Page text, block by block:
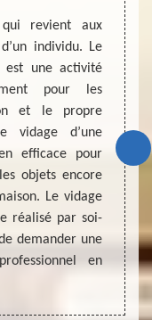
revient aux
individu. Le
est une activité
pour les
et le propre
vidage d’une
efficace pour
objets encore
Le vidage
réalisé par soi-
demander une
en
Le
la
mise